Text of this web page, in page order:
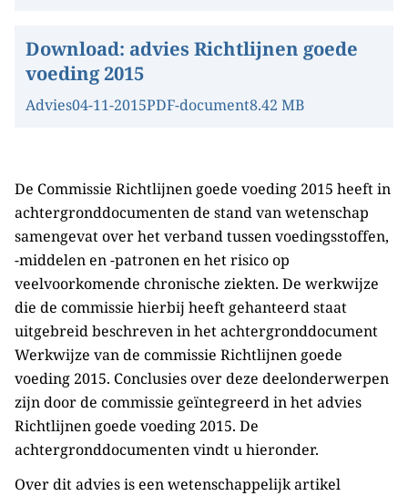
Download: advies Richtlijnen goede
voeding 2015
Advies04-11-2015PDF-document8.42 MB
De Commissie Richtlijnen goede voeding 2015 heeft in
achtergronddocumenten de stand van wetenschap
samengevat over het verband tussen voedingsstoffen,
-middelen en -patronen en het risico op
veelvoorkomende chronische ziekten. De werkwijze
die de commissie hierbij heeft gehanteerd staat
uitgebreid beschreven in het achtergronddocument
Werkwijze van de commissie Richtlijnen goede
voeding 2015. Conclusies over deze deelonderwerpen
zijn door de commissie geïntegreerd in het advies
Richtlijnen goede voeding 2015. De
achtergronddocumenten vindt u hieronder.
Over dit advies is een wetenschappelijk artikel